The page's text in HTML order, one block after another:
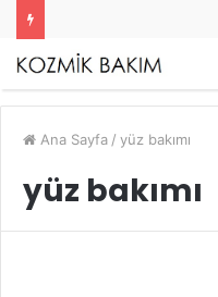
Ana Sayfa / yüz bakımı
yüz bakımı